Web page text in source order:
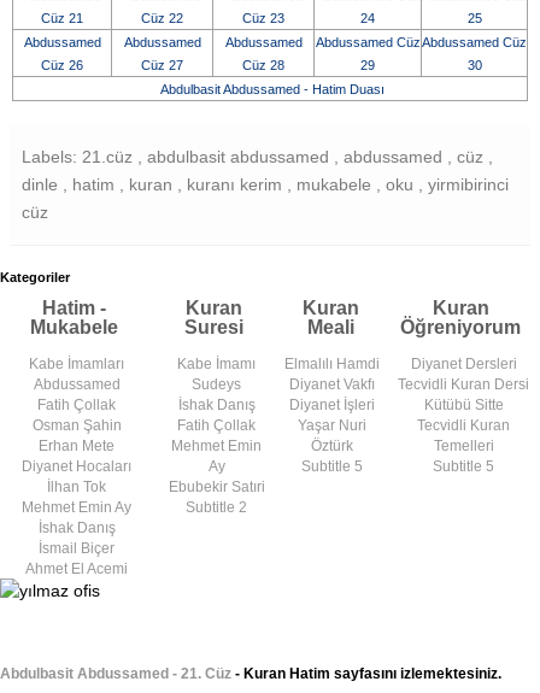
Cüz 21
Cüz 22
Cüz 23
24
25
Abdussamed
Cüz 26
Abdussamed
Cüz 27
Abdussamed
Cüz 28
Abdussamed Cüz
29
Abdussamed Cüz
30
Abdulbasit Abdussamed - Hatim Duası
Labels: 21.cüz , abdulbasit abdussamed , abdussamed , cüz ,
dinle , hatim , kuran , kuranı kerim , mukabele , oku , yirmibirinci
cüz
Kategoriler
Hatim -
Mukabele
Kuran
Suresi
Kuran
Meali
Kuran
Öğreniyorum
Kabe İmamları
Abdussamed
Fatih Çollak
Osman Şahin
Erhan Mete
Diyanet Hocaları
İlhan Tok
Mehmet Emin Ay
İshak Danış
İsmail Biçer
Ahmet El Acemi
Kabe İmamı
Sudeys
İshak Danış
Fatih Çollak
Mehmet Emin
Ay
Ebubekir Satıri
Subtitle 2
Elmalılı Hamdi
Diyanet Vakfı
Diyanet İşleri
Yaşar Nuri
Öztürk
Subtitle 5
Diyanet Dersleri
Tecvidli Kuran Dersi
Kütübü Sitte
Tecvidli Kuran
Temelleri
Subtitle 5
Abdulbasit Abdussamed - 21. Cüz - Kuran Hatim sayfasını izlemektesiniz.